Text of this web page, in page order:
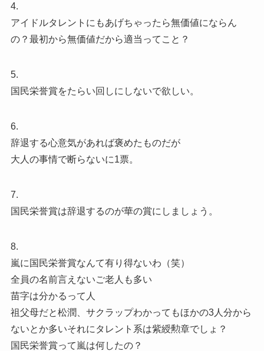
4.
アイドルタレントにもあげちゃったら無価値にならん
の？最初から無価値だから適当ってこと？
5.
国民栄誉賞をたらい回しにしないで欲しい。
6.
辞退する心意気があれば褒めたものだが
大人の事情で断らないに1票。
7.
国民栄誉賞は辞退するのが華の賞にしましょう。
8.
嵐に国民栄誉賞なんて有り得ないわ（笑）
全員の名前言えないご老人も多い
苗字は分かるって人
祖父母だと松潤、サクラップわかってもほかの3人分から
ないとか多いそれにタレント系は紫綬勲章でしょ？
国民栄誉賞って嵐は何したの？